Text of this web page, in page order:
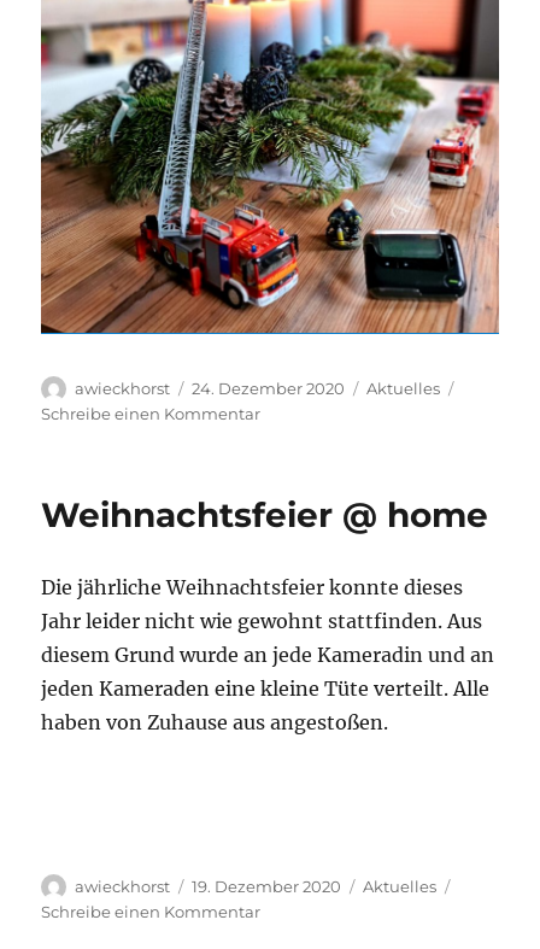
Autor
awieckhorst
Veröffentlicht
am
24. Dezember 2020 Kategorien
Aktuelles
Schreibe einen Kommentarzu
Weihnachtsfeier @ home
Die jährliche Weihnachtsfeier konnte dieses
Jahr leider nicht wie gewohnt stattfinden. Aus
diesem Grund wurde an jede Kameradin und an
jeden Kameraden eine kleine Tüte verteilt. Alle
haben von Zuhause aus angestoßen.
Autor
awieckhorst
Veröffentlicht
am
19. Dezember 2020 Kategorien
Aktuelles
Schreibe einen Kommentarzu